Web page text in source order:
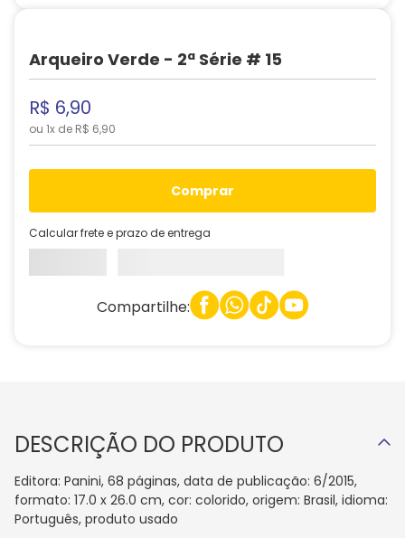
Arqueiro Verde - 2ª Série # 15
R$ 6,90
ou 1x de R$ 6,90
comprar
Calcular frete e prazo de entrega
Compartilhe:
DESCRIÇÃO DO PRODUTO
Editora: Panini, 68 páginas, data de publicação: 6/2015,
formato: 17.0 x 26.0 cm, cor: colorido, origem: Brasil, idioma:
Português, produto usado